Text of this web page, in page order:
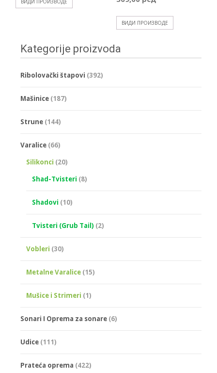
ВИДИ ПРОИЗВОДЕ
Kategorije proizvoda
Ribolovački štapovi (392)
Mašinice (187)
Strune (144)
Varalice (66)
Silikonci (20)
Shad-Tvisteri (8)
Shadovi (10)
Tvisteri (Grub Tail) (2)
Vobleri (30)
Metalne Varalice (15)
Mušice i Strimeri (1)
Sonari I Oprema za sonare (6)
Udice (111)
Prateća oprema (422)